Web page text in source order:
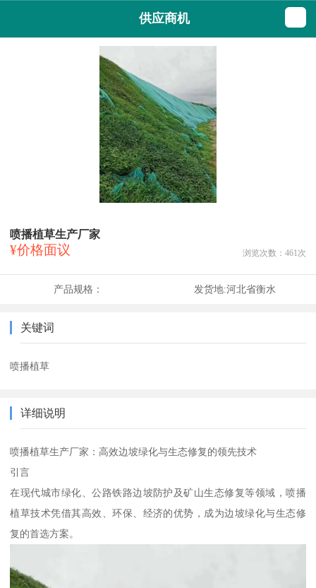
供应商机
喷播植草生产厂家
¥价格面议 浏览次数： 461 次
产品规格： 发货地:河北省衡水
关键词
喷播植草
详细说明
喷播植草生产厂家：高效边坡绿化与生态修复的领先技术
引言
在现代城市绿化、公路铁路边坡防护及矿山生态修复等领域，喷播
植草技术凭借其高效、环保、经济的优势，成为边坡绿化与生态修
复的首选方案。